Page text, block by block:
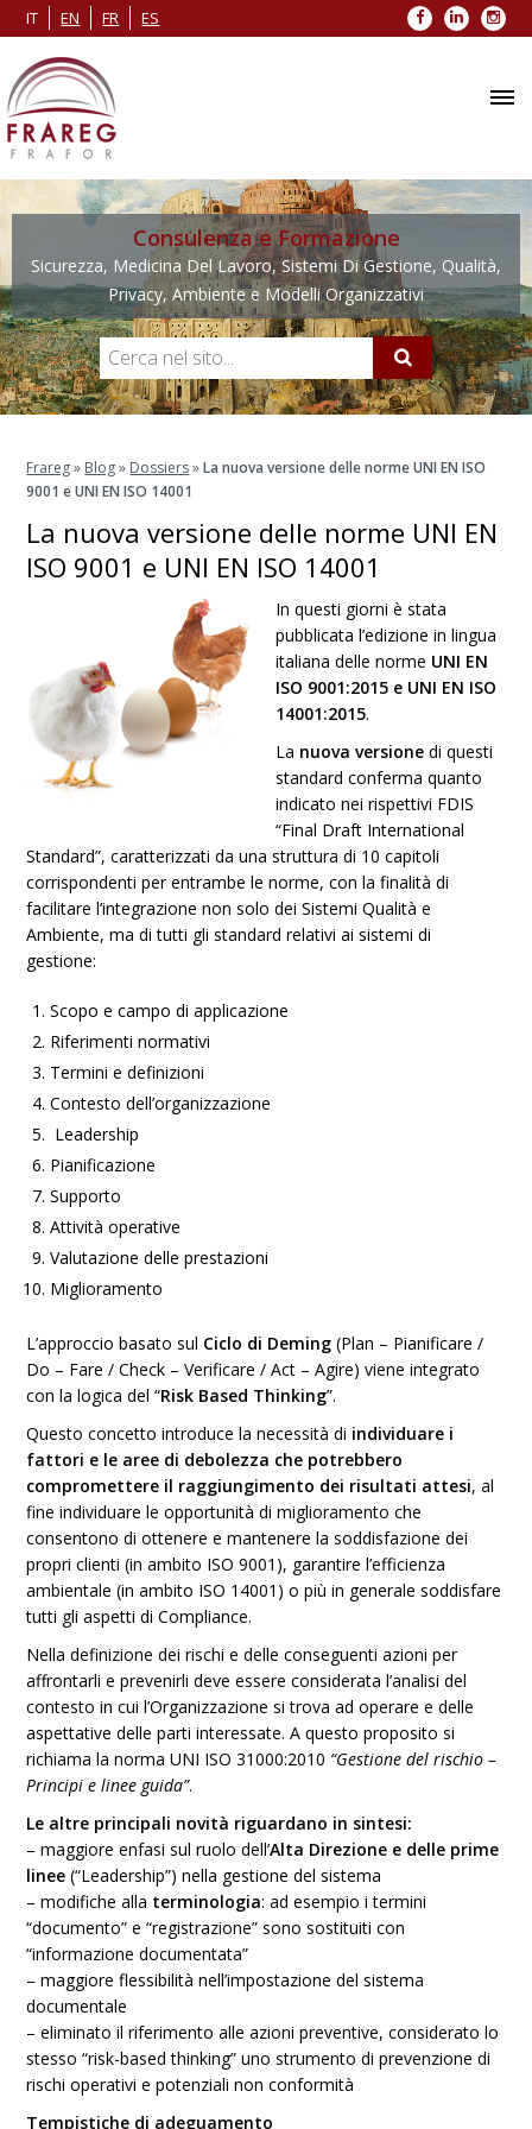
IT EN FR ES Facebook
LinkedIn
Consulenza e Formazione
Sicurezza, Medicina Del Lavoro, Sistemi Di Gestione, Qualità,
Privacy, Ambiente e Modelli Organizzativi
Frareg» Blog» Dossiers»La nuova versione delle norme UNI EN ISO
9001 e UNI EN ISO 14001
La nuova versione delle norme UNI EN
ISO 9001 e UNI EN ISO 14001
In questi giorni è stata
pubblicata l’edizione in lingua
italiana delle norme UNI EN
ISO 9001:2015 e UNI EN ISO
14001:2015.
La nuova versione di questi
standard conferma quanto
indicato nei rispettivi FDIS
“Final Draft Intern​ational
Standard”, caratterizzati da una struttura di 10 capitoli
corrispondenti per entrambe le norme, con la finalità di
facilitare l’integrazione non solo dei Sistemi Qualità e
Ambiente, ma di tutti gli standard relativi ai sistemi di
gestione:
Scopo e campo di applicazione
Riferimenti normativi
Termini e definizioni
Contesto dell’organizzazione
Leadership
Pianificazione
Supporto
Attività operative
Valutazione delle prestazioni
Miglioramento
L’approccio basato sul Ciclo di Deming (Plan – Pianificare /
Do – Fare / Check – Verificare / Act – Agire) viene integrato
con la logica del “Risk Based Thinking”.
Questo concetto introduce la necessità di individuare i
fattori e le aree di debolezza che potrebbero
compromettere il raggiungimento dei risultati attesi, al
fine individuare le opportunità di miglioramento che
consentono di ottenere e mantenere la soddisfazione dei
propri clienti (in ambito ISO 9001), garantire l’efficienza
ambientale (in ambito ISO 14001) o più in generale soddisfare
tutti gli aspetti di Compliance.
Nella definizione dei rischi e delle conseguenti azioni per
affrontarli e prevenirli deve essere considerata l’analisi del
contesto in cui l’Organizzazione si trova ad operare e delle
aspettative delle parti interessate. A questo proposito si
richiama la norma UNI ISO 31000:2010 “Gestione del rischio –
Principi e linee guida”.
Le altre principali novità riguardano in sintesi:
– maggiore enfasi sul ruolo dell’Alta Direzione e delle prime
linee (“Leadership”) nella gestione del sistema
– modifiche alla terminologia: ad esempio i termini
“documento” e “registrazione” sono sostituiti con
“informazione documentata”
– maggiore flessibilità nell’impostazione del sistema
documentale
– eliminato il riferimento alle azioni preventive, considerato lo
stesso “risk-based thinking” uno strumento di prevenzione di
rischi operativi e potenziali non conformità
Tempistiche di adeguamento